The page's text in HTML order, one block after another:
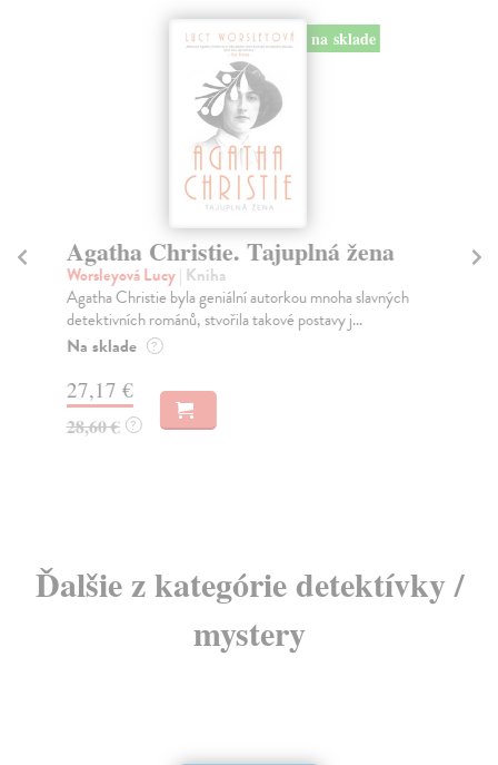
na sklade
Agatha Christie. Tajuplná žena
Worsleyová Lucy| Kniha
Agatha Christie byla geniální autorkou mnoha slavných
detektivních románů, stvořila takové postavy j...
Na sklade ?
27,17 €
28,60 € ?
Ďalšie z kategórie detektívky /
mystery